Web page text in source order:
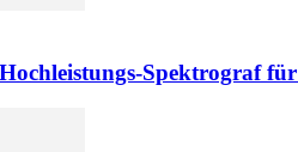
Spektrograf für